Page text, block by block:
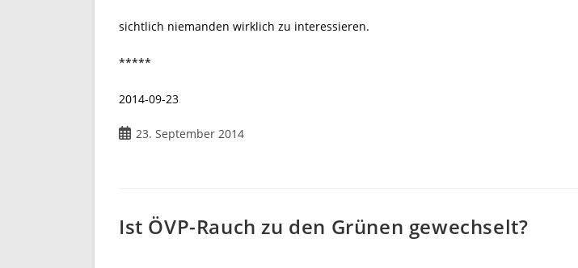
sichtlich niemanden wirklich zu interessieren.
*****
2014-09-23
Beitrag
23. September 2014
Ist ÖVP-Rauch zu den Grünen gewechselt?